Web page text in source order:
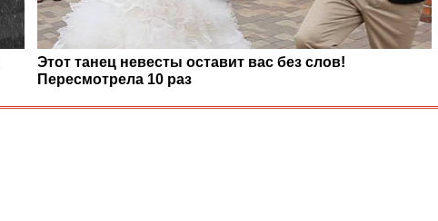
Этот танец невесты оставит вас без слов!
Пересмотрела 10 раз